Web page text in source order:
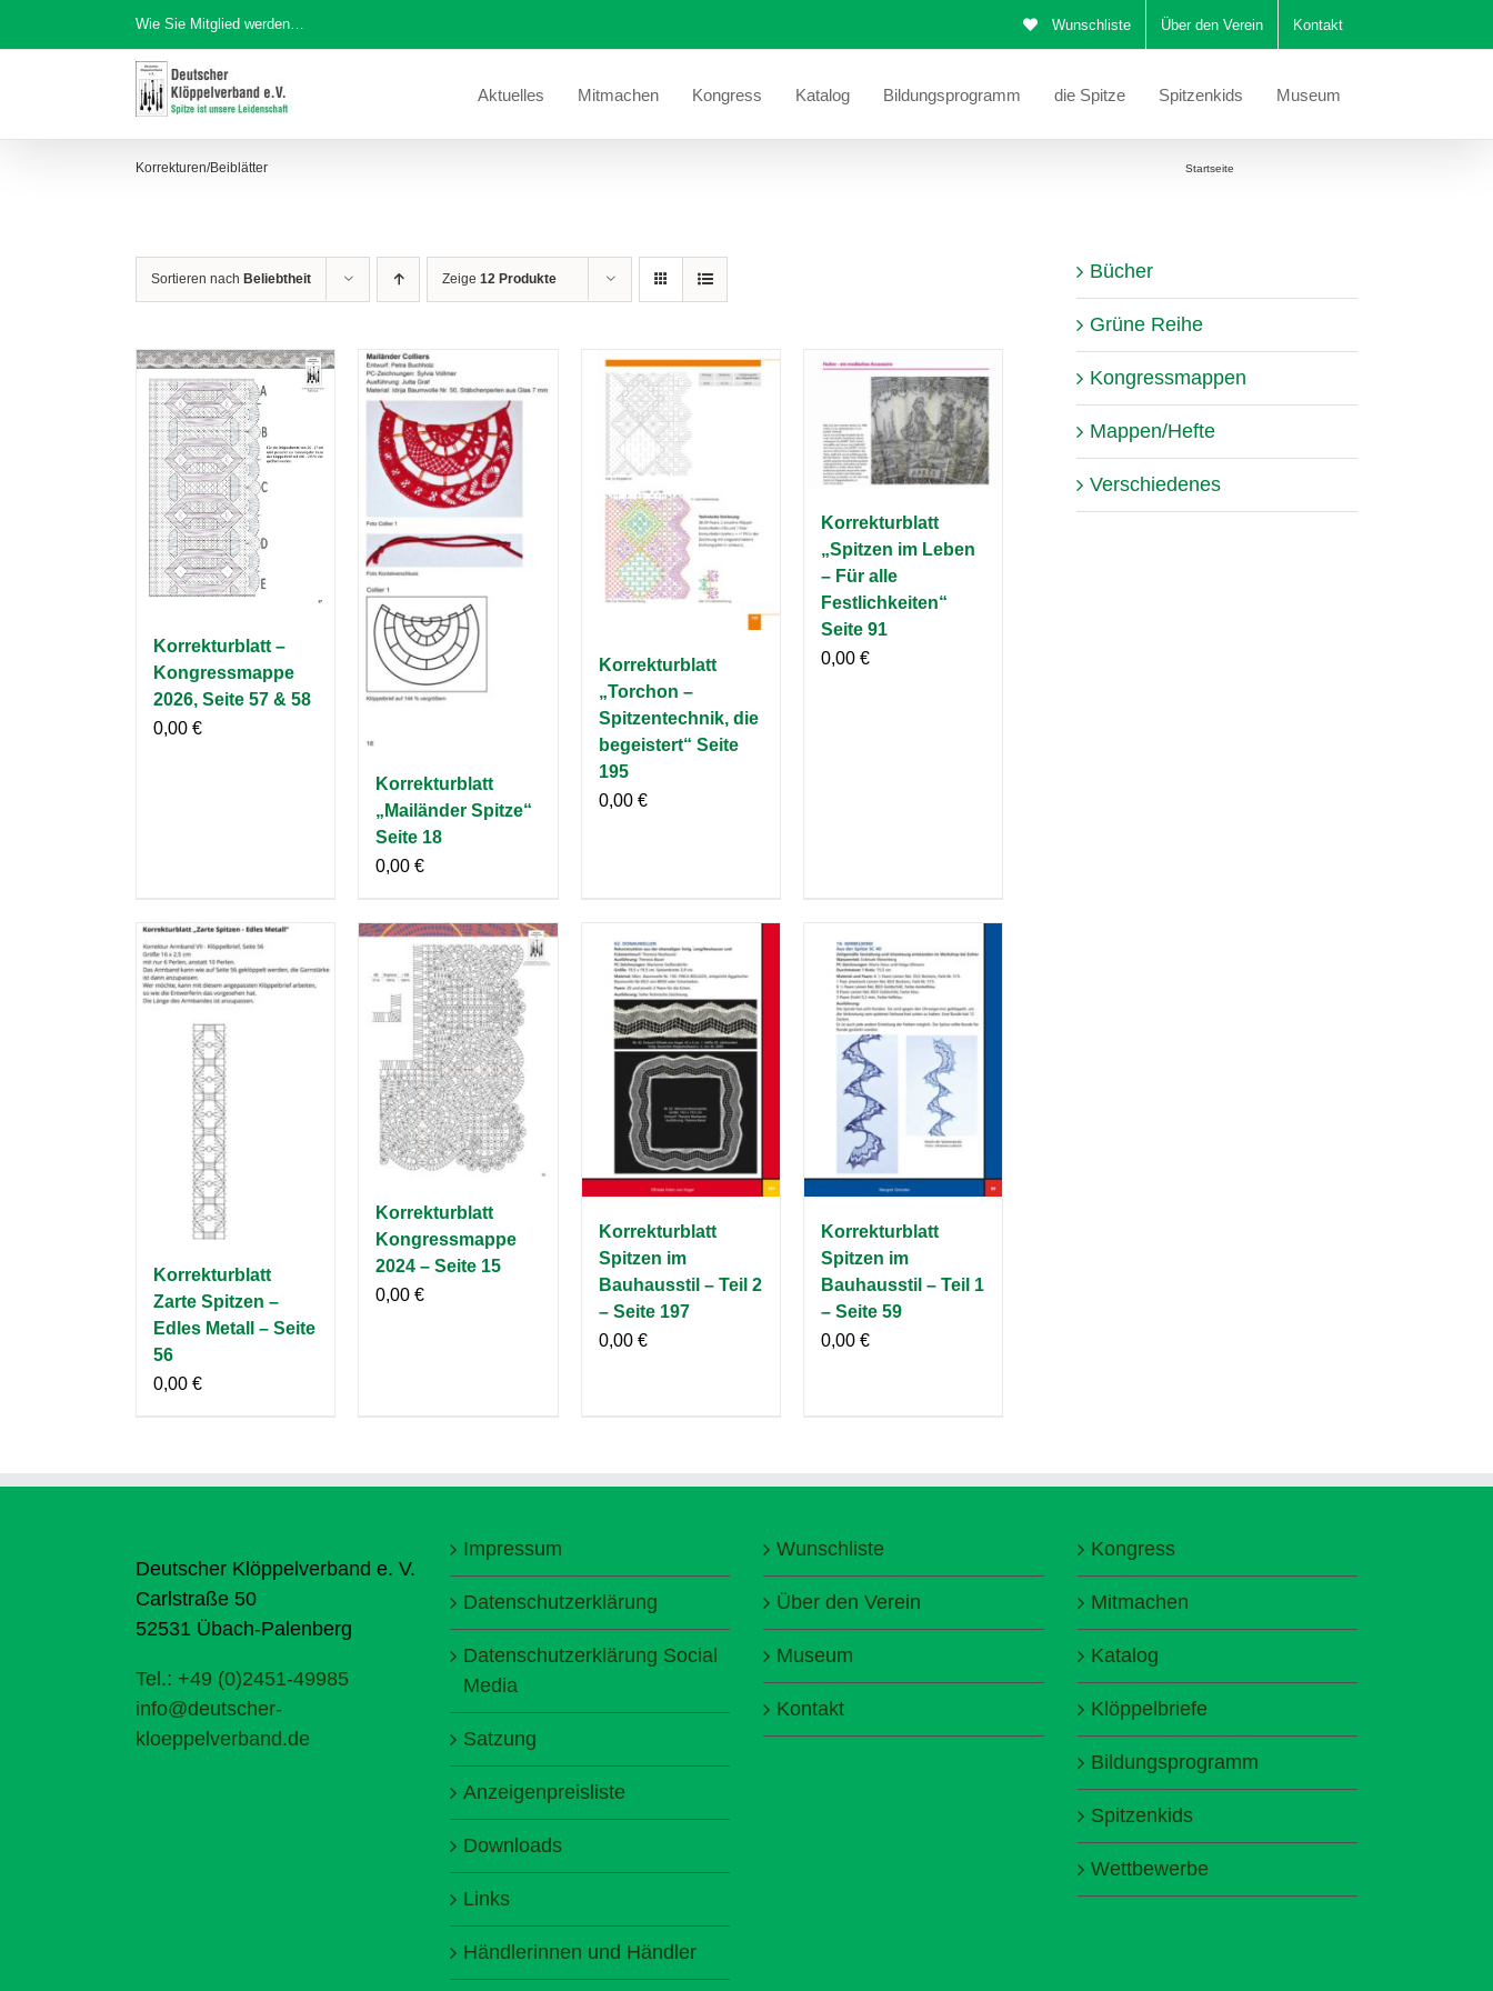
Inhalt
Wie Sie Mitglied werden… Wunschliste Über den Verein Kontakt
Aktuelles Mitmachen Kongress Katalog Bildungsprogramm die Spitze Spitzenkids Museum
Korrekturen/Beiblätter Startseite
Sortieren nach Beliebtheit Zeige 12 Produkte
Korrekturblatt –
Kongressmappe
2026, Seite 57 & 58
0,00 €
Korrekturblatt
„Mailänder Spitze“
Seite 18
0,00€
Korrekturblatt
„Torchon –
Spitzentechnik, die
begeistert“ Seite
195
0,00 €
Korrekturblatt
„Spitzen im Leben
– Für alle
Festlichkeiten“
Seite 91
0,00 €
Korrekturblatt
Zarte Spitzen –
Edles Metall – Seite
56
0,00 €
Korrekturblatt
Kongressmappe
2024 – Seite 15
0,00€
Korrekturblatt
Spitzen im
Bauhausstil – Teil 2
– Seite 197
0,00 €
Korrekturblatt
Spitzen im
Bauhausstil – Teil 1
– Seite 59
0,00 €
Bücher
Grüne Reihe
Kongressmappen
Mappen/Hefte
Verschiedenes
Deutscher Klöppelverband e. V.
Carlstraße 50
52531 Übach-Palenberg
Tel.: +49 (0)2451-49985
info@deutscher-
kloeppelverband.de
Impressum
Datenschutzerklärung
Datenschutzerklärung Social
Media
Satzung
Anzeigenpreisliste
Downloads
Links
Händlerinnen und Händler
Wunschliste
Über den Verein
Museum
Kontakt
Kongress
Mitmachen
Katalog
Klöppelbriefe
Bildungsprogramm
Spitzenkids
Wettbewerbe